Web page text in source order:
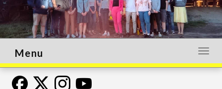
lub
Menu